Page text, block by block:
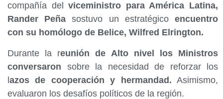
compañía delviceministro para América Latina,
Rander Peña sostuvo un estratégicoencuentro
con su homólogo de Belice, Wilfred Elrington.
Durante la reunión de Alto nivel los Ministros
conversaron sobre la necesidad de reforzar los
lazos de cooperación y hermandad. Asimismo,
evaluaron los desafíos políticos de la región.